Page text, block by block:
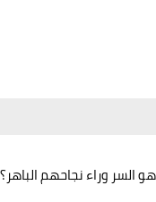
السر وراء نجاحهم الباهر؟